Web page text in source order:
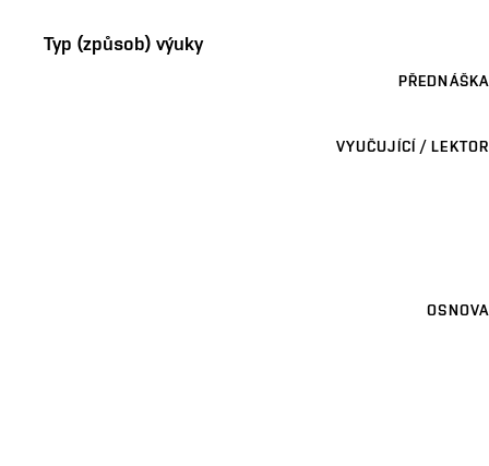
Typ (způsob) výuky
PŘEDNÁŠKA
VYUČUJÍCÍ / LEKTOR
OSNOVA